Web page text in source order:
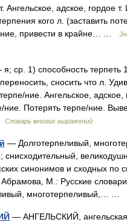
Ангельское, адское, гордое т.
кого л. (заставить
привести в крайне… …
ср. 1) способность терпеть
сносить что л.
ние. Ангельское, адское,
ние. Потерять терпе/ние.
Словарь многих выражений
— Долготерпеливый,
снисходительный,
синонимов и сходных по
М.: Русские
многотерпеливый,… …
— АНГЕЛЬСКИЙ, ангельская,